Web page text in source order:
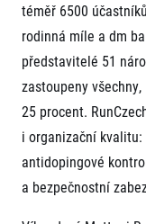
Informace o webu
Všeobecné smluvní
Informace o cookies
Podmínky GDPR
téměř 6500
rodinná míle a dm
představitelé 51
zastoupeny
25 procent.
i organizační
antidopingové
a bezpečnostní